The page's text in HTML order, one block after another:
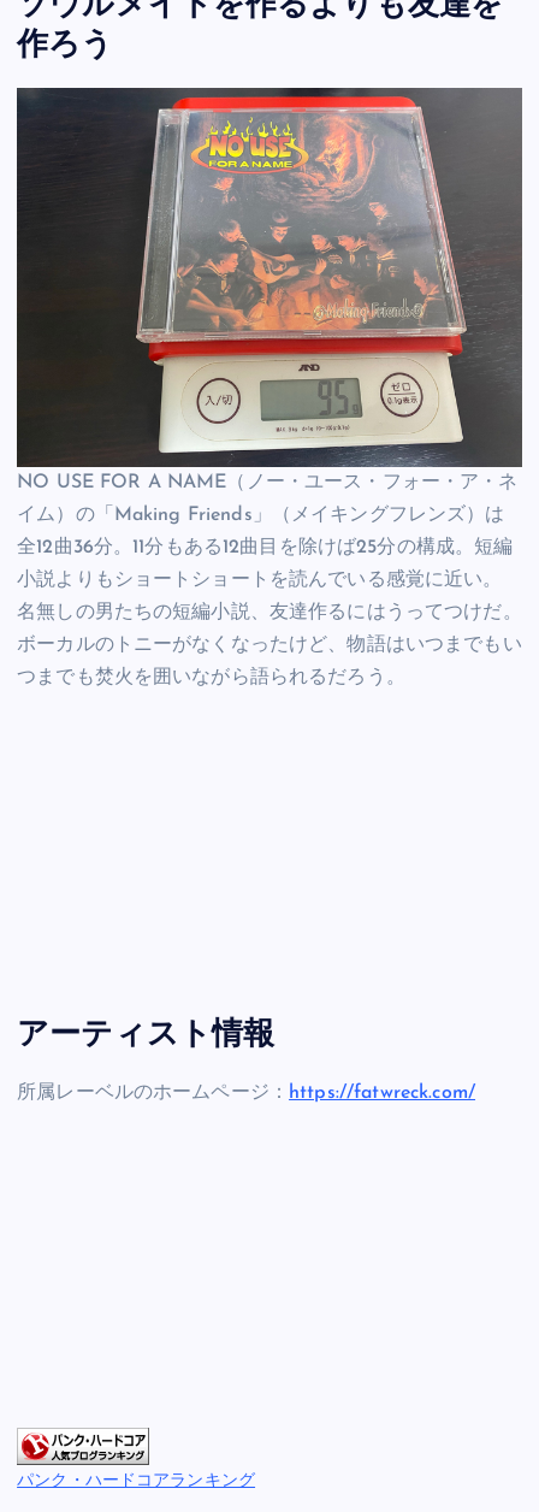
ソウルメイトを作るよりも友達を
作ろう
NO USE FOR A NAME（ノー・ユース・フォー・ア・ネ
イム）の「Making Friends」（メイキングフレンズ）は
全12曲36分。11分もある12曲目を除けば25分の構成。短編
小説よりもショートショートを読んでいる感覚に近い。
名無しの男たちの短編小説、友達作るにはうってつけだ。
ボーカルのトニーがなくなったけど、物語はいつまでもい
つまでも焚火を囲いながら語られるだろう。
アーティスト情報
所属レーベルのホームページ： https://fatwreck.com/
パンク・ハードコアランキング